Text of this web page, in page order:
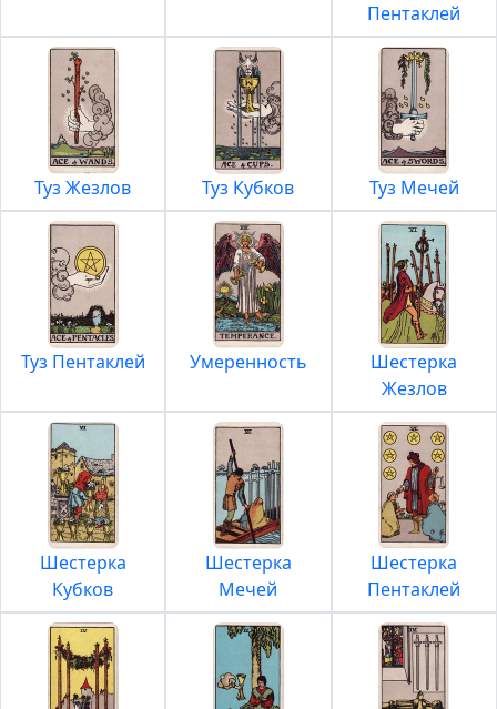
Пентаклей
Туз Жезлов Туз Кубков Туз Мечей
Туз Пентаклей Умеренность
Шестерка
Жезлов
Шестерка
Кубков
Шестерка
Мечей
Шестерка
Пентаклей